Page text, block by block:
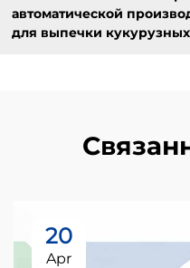
автоматической
для выпечки
20
Apr